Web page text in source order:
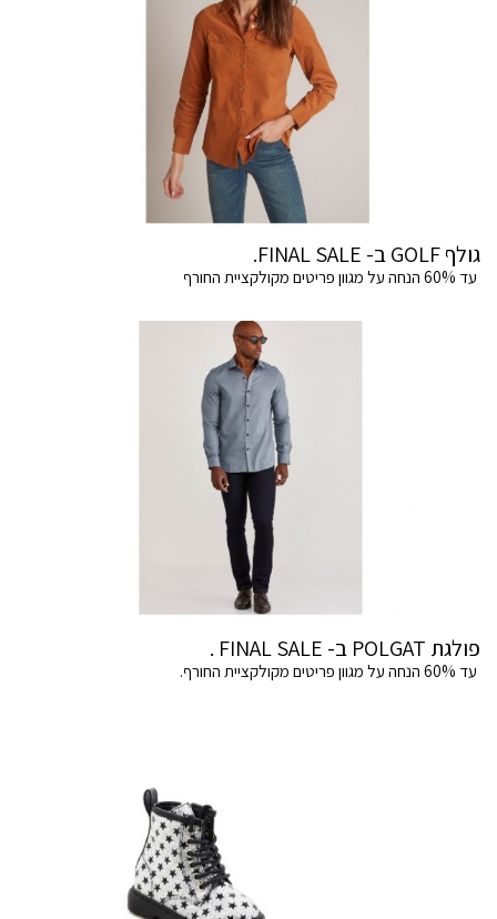
גולף GOLF ב- FINAL SALE.
עד 60% הנחה על מגוון פריטים מקולקציית החורף
פולגת POLGAT ב- FINAL SALE .
עד 60% הנחה על מגוון פריטים מקולקציית החורף.